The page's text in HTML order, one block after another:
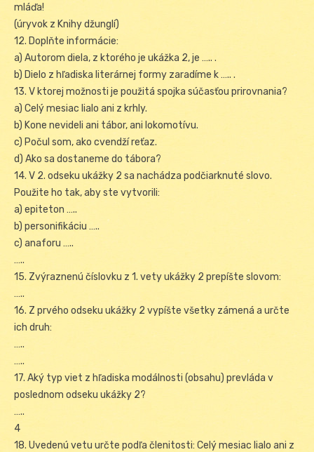
mláďa!
(úryvok z Knihy džunglí)
12. Doplňte informácie:
a) Autorom diela, z ktorého je ukážka 2, je ….. .
b) Dielo z hľadiska literárnej formy zaradíme k ….. .
13. V ktorej možnosti je použitá spojka súčasťou prirovnania?
a) Celý mesiac lialo ani z krhly.
b) Kone nevideli ani tábor, ani lokomotívu.
c) Počul som, ako cvendží reťaz.
d) Ako sa dostaneme do tábora?
14. V 2. odseku ukážky 2 sa nachádza podčiarknuté slovo.
Použite ho tak, aby ste vytvorili:
a) epiteton …..
b) personifikáciu …..
c) anaforu …..
…..
15. Zvýraznenú číslovku z 1. vety ukážky 2 prepíšte slovom:
…..
16. Z prvého odseku ukážky 2 vypíšte všetky zámená a určte
ich druh:
…..
…..
17. Aký typ viet z hľadiska modálnosti (obsahu) prevláda v
poslednom odseku ukážky 2?
…..
4
18. Uvedenú vetu určte podľa členitosti: Celý mesiac lialo ani z